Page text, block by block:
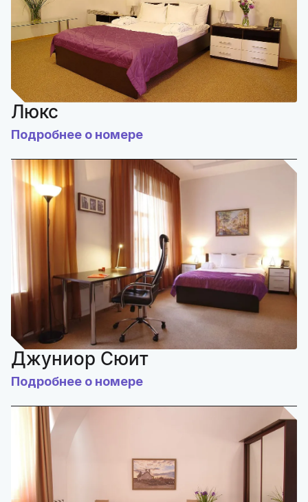
Люкс
Подробнее о номере
Джуниор Сюит
Подробнее о номере